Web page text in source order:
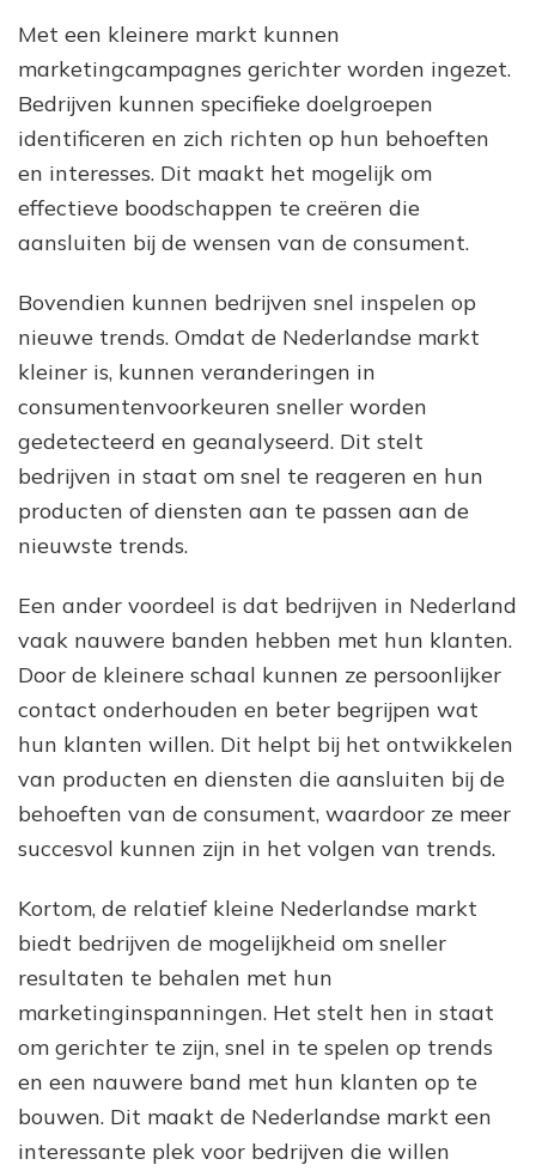
Met een kleinere markt kunnen
marketingcampagnes gerichter worden ingezet.
Bedrijven kunnen specifieke doelgroepen
identificeren en zich richten op hun behoeften
en interesses. Dit maakt het mogelijk om
effectieve boodschappen te creëren die
aansluiten bij de wensen van de consument.
Bovendien kunnen bedrijven snel inspelen op
nieuwe trends. Omdat de Nederlandse markt
kleiner is, kunnen veranderingen in
consumentenvoorkeuren sneller worden
gedetecteerd en geanalyseerd. Dit stelt
bedrijven in staat om snel te reageren en hun
producten of diensten aan te passen aan de
nieuwste trends.
Een ander voordeel is dat bedrijven in Nederland
vaak nauwere banden hebben met hun klanten.
Door de kleinere schaal kunnen ze persoonlijker
contact onderhouden en beter begrijpen wat
hun klanten willen. Dit helpt bij het ontwikkelen
van producten en diensten die aansluiten bij de
behoeften van de consument, waardoor ze meer
succesvol kunnen zijn in het volgen van trends.
Kortom, de relatief kleine Nederlandse markt
biedt bedrijven de mogelijkheid om sneller
resultaten te behalen met hun
marketinginspanningen. Het stelt hen in staat
om gerichter te zijn, snel in te spelen op trends
en een nauwere band met hun klanten op te
bouwen. Dit maakt de Nederlandse markt een
interessante plek voor bedrijven die willen